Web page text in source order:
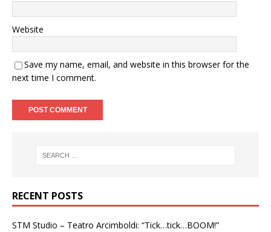
Website
Save my name, email, and website in this browser for the
next time I comment.
RECENT POSTS
STM Studio – Teatro Arcimboldi: “Tick…tick…BOOM!”